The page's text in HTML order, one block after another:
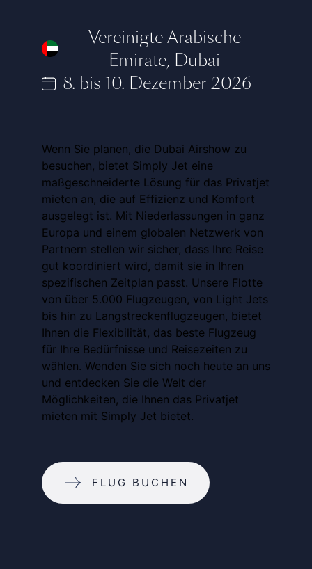
Vereinigte Arabische
Emirate, Dubai
8. bis 10. Dezember 2026
Wenn Sie planen, die Dubai Airshow zu
besuchen, bietet Simply Jet eine
maßgeschneiderte Lösung für das Privatjet
mieten an, die auf Effizienz und Komfort
ausgelegt ist. Mit Niederlassungen in ganz
Europa und einem globalen Netzwerk von
Partnern stellen wir sicher, dass Ihre Reise
gut koordiniert wird, damit sie in Ihren
spezifischen Zeitplan passt. Unsere Flotte
von über 5.000 Flugzeugen, von Light Jets
bis hin zu Langstreckenflugzeugen, bietet
Ihnen die Flexibilität, das beste Flugzeug
für Ihre Bedürfnisse und Reisezeiten zu
wählen. Wenden Sie sich noch heute an uns
und entdecken Sie die Welt der
Möglichkeiten, die Ihnen das Privatjet
mieten mit Simply Jet bietet.
FLUG BUCHEN